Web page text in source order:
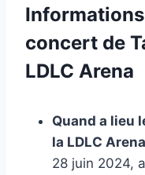
concert de
LDLC Arena
Quand a lieu
la LDLC
28 juin 2024,